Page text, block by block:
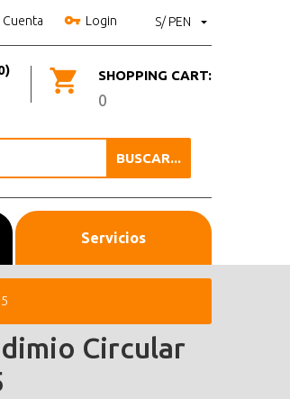
S/ PEN
Cuenta Login
SHOPPING CART:
0
BUSCAR...
Servicios
Circular